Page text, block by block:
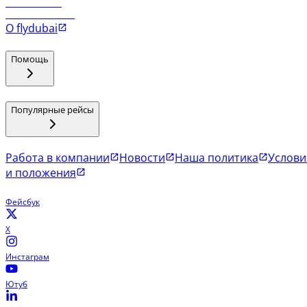
О flydubai
Помощь
Популярные рейсы
Работа в компании Новости Наша политика
и положения
Фейсбук
X
Инстаграм
Ютуб